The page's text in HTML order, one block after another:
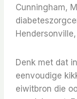
Cunningham,
Denk met dat
eenvoudige
eiwitbron die